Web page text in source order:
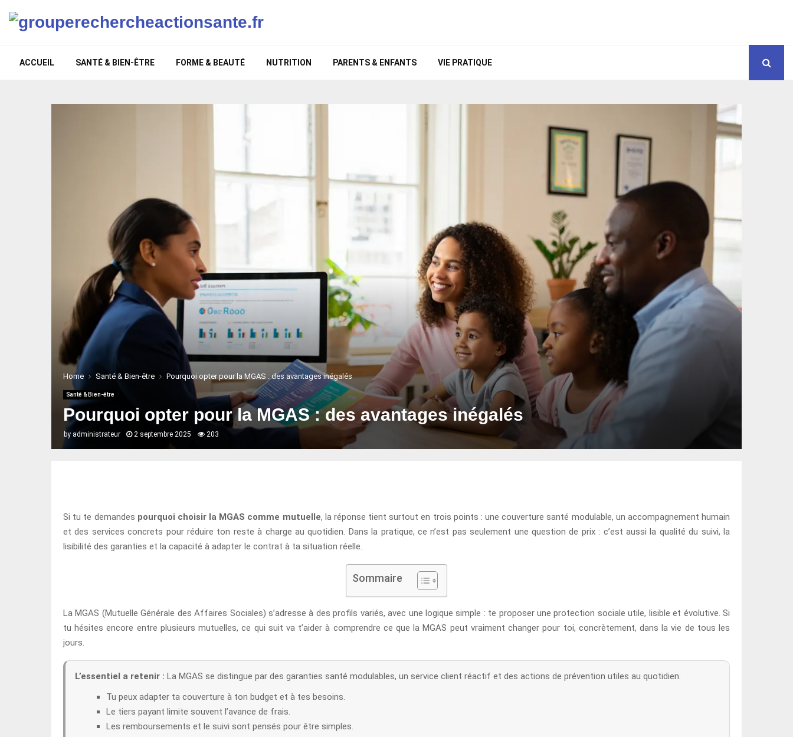
ACCUEIL SANTÉ & BIEN-ÊTRE FORME & BEAUTÉ NUTRITION PARENTS & ENFANTS VIE PRATIQUE
Home Santé & Bien-être Pourquoi opter pour la MGAS : des avantages inégalés
Santé & Bien-être
Pourquoi opter pour la MGAS : des avantages inégalés
by administrateur 2 septembre 2025 203
Si tu te demandes pourquoi choisir la MGAS comme mutuelle, la réponse tient surtout en trois points : une couverture santé modulable, un accompagnement humain
et des services concrets pour réduire ton reste à charge au quotidien. Dans la pratique, ce n’est pas seulement une question de prix : c’est aussi la qualité du suivi, la
lisibilité des garanties et la capacité à adapter le contrat à ta situation réelle.
Sommaire
La MGAS (Mutuelle Générale des Affaires Sociales) s’adresse à des profils variés, avec une logique simple : te proposer une protection sociale utile, lisible et évolutive. Si
tu hésites encore entre plusieurs mutuelles, ce qui suit va t’aider à comprendre ce que la MGAS peut vraiment changer pour toi, concrètement, dans la vie de tous les
jours.
L’essentiel a retenir : La MGAS se distingue par des garanties santé modulables, un service client réactif et des actions de prévention utiles au quotidien.
Tu peux adapter ta couverture à ton budget et à tes besoins.
Le tiers payant limite souvent l’avance de frais.
Les remboursements et le suivi sont pensés pour être simples.